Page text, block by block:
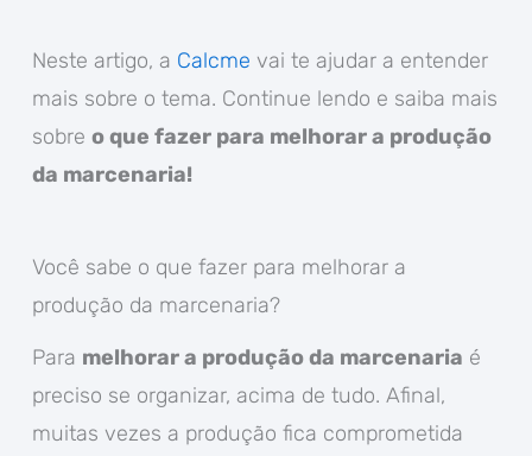
Neste artigo, a Calcme vai te ajudar a entender
mais sobre o tema. Continue lendo e saiba mais
sobre o que fazer para melhorar a produção
da marcenaria!
Você sabe o que fazer para melhorar a
produção da marcenaria?
Para melhorar a produção da marcenaria é
preciso se organizar, acima de tudo. Afinal,
muitas vezes a produção fica comprometida